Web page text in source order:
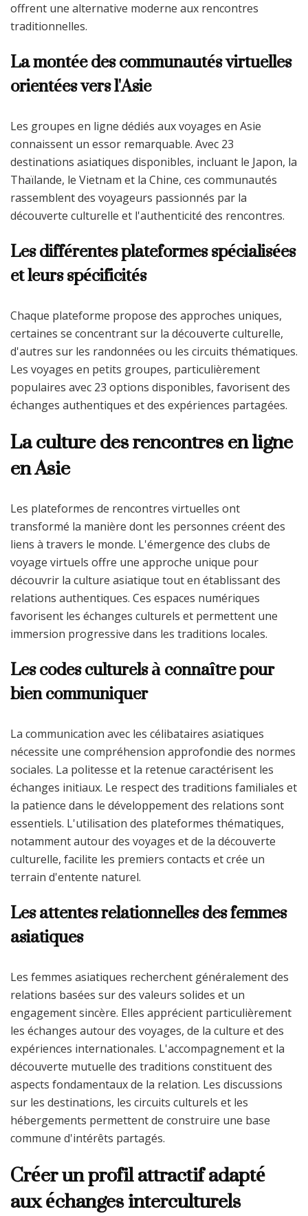
offrent une alternative moderne aux rencontres
traditionnelles.
La montée des communautés virtuelles
orientées vers l'Asie
Les groupes en ligne dédiés aux voyages en Asie
connaissent un essor remarquable. Avec 23
destinations asiatiques disponibles, incluant le Japon, la
Thaïlande, le Vietnam et la Chine, ces communautés
rassemblent des voyageurs passionnés par la
découverte culturelle et l'authenticité des rencontres.
Les différentes plateformes spécialisées
et leurs spécificités
Chaque plateforme propose des approches uniques,
certaines se concentrant sur la découverte culturelle,
d'autres sur les randonnées ou les circuits thématiques.
Les voyages en petits groupes, particulièrement
populaires avec 23 options disponibles, favorisent des
échanges authentiques et des expériences partagées.
La culture des rencontres en ligne
en Asie
Les plateformes de rencontres virtuelles ont
transformé la manière dont les personnes créent des
liens à travers le monde. L'émergence des clubs de
voyage virtuels offre une approche unique pour
découvrir la culture asiatique tout en établissant des
relations authentiques. Ces espaces numériques
favorisent les échanges culturels et permettent une
immersion progressive dans les traditions locales.
Les codes culturels à connaître pour
bien communiquer
La communication avec les célibataires asiatiques
nécessite une compréhension approfondie des normes
sociales. La politesse et la retenue caractérisent les
échanges initiaux. Le respect des traditions familiales et
la patience dans le développement des relations sont
essentiels. L'utilisation des plateformes thématiques,
notamment autour des voyages et de la découverte
culturelle, facilite les premiers contacts et crée un
terrain d'entente naturel.
Les attentes relationnelles des femmes
asiatiques
Les femmes asiatiques recherchent généralement des
relations basées sur des valeurs solides et un
engagement sincère. Elles apprécient particulièrement
les échanges autour des voyages, de la culture et des
expériences internationales. L'accompagnement et la
découverte mutuelle des traditions constituent des
aspects fondamentaux de la relation. Les discussions
sur les destinations, les circuits culturels et les
hébergements permettent de construire une base
commune d'intérêts partagés.
Créer un profil attractif adapté
aux échanges interculturels